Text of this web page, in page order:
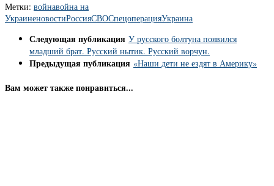
Метки: войнавойна на
УкраиненовостиРоссияСВОСпецоперацияУкраина
Следующая публикация У русского болтуна появился
младший брат. Русский нытик. Русский ворчун.
Предыдущая публикация «Наши дети не ездят в Америку»
Вам может также понравиться...